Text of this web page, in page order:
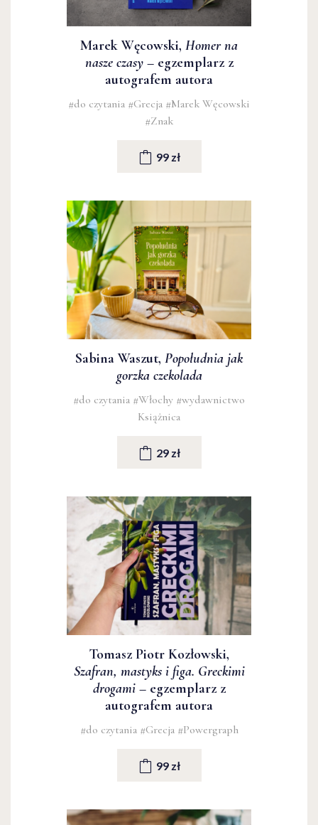
Marek Węcowski, Homer na
nasze czasy– egzemplarz z
autografem autora
#do czytania #Grecja #Marek Węcowski
#Znak
99 zł
Sabina Waszut, Popołudnia jak
gorzka czekolada
#do czytania #Włochy #wydawnictwo
Książnica
29 zł
Tomasz Piotr Kozłowski,
Szafran, mastyks i figa. Greckimi
drogami– egzemplarz z
autografem autora
#do czytania #Grecja #Powergraph
99 zł